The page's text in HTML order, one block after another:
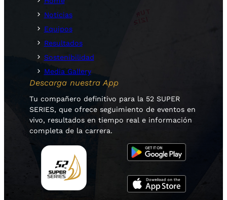
Noticias
Equipos
Resultados
Sostenibilidad
Media Gallery
Descarga nuestra App
Tu compañero definitivo para la 52 SUPER
SERIES, que ofrece seguimiento de eventos en
vivo, resultados en tiempo real e información
completa de la carrera.